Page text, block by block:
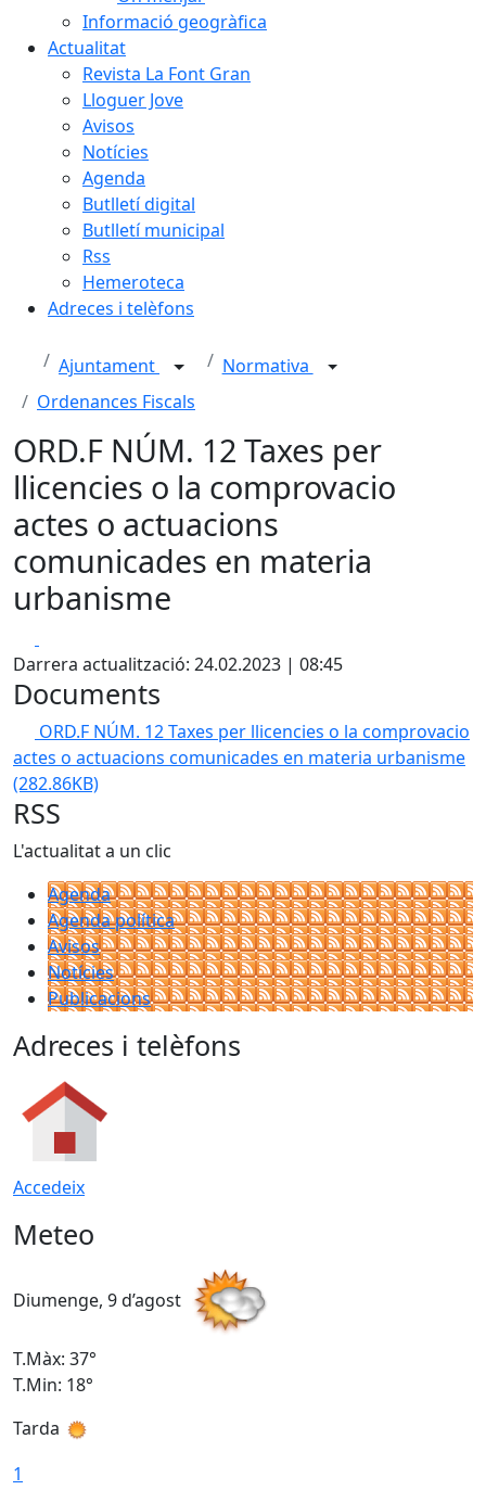
Informació geogràfica
Actualitat
Revista La Font Gran
Lloguer Jove
Avisos
Notícies
Agenda
Butlletí digital
Butlletí municipal
Rss
Hemeroteca
Adreces i telèfons
Ajuntament
Normativa
Ordenances Fiscals
ORD.F NÚM. 12 Taxes per
llicencies o la comprovacio
actes o actuacions
comunicades en materia
urbanisme
Darrera actualització: 24.02.2023 | 08:45
Documents
ORD.F NÚM. 12 Taxes per llicencies o la comprovacio
actes o actuacions comunicades en materia urbanisme
(282.86KB)
RSS
L'actualitat a un clic
Agenda
Agenda política
Avisos
Notícies
Publicacions
Adreces i telèfons
Accedeix
Meteo
Diumenge, 9 d’agost
T.Màx: 37°
T.Min: 18°
Tarda
1